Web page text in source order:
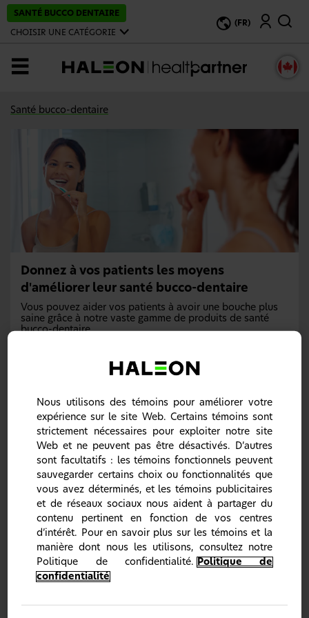
SANTÉ BUCCO DENTAIRE
CHOISIR UNE CATÉGORIE
(FR)
Recherche
MENU
Santé bucco-dentaire
Donnez à vos patients les moyens
d'améliorer leur santé bucco-dentaire
Vous pouvez aider vos patients à avoir une bouche plus
saine grâce à notre vaste gamme de produits de santé
bucco-dentaire.
Produits de santé bucco-dentaire
Sensodyne
Nous utilisons des témoins pour améliorer votre
expérience sur le site Web. Certains témoins sont
strictement nécessaires pour exploiter notre site
Web et ne peuvent pas être désactivés. D’autres
sont facultatifs : les témoins fonctionnels peuvent
sauvegarder certains choix ou fonctionnalités que
vous avez déterminés, et les témoins publicitaires
et de réseaux sociaux nous aident à partager du
contenu pertinent en fonction de vos centres
d’intérêt. Pour en savoir plus sur les témoins et la
manière dont nous les utilisons, consultez notre
Politique de confidentialité.
Politique de
confidentialité